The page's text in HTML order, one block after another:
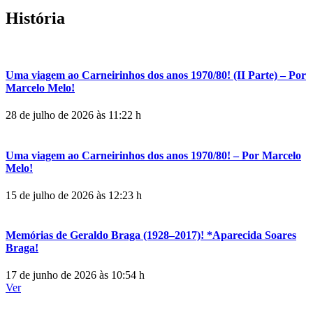
História
Uma viagem ao Carneirinhos dos anos 1970/80! (II Parte) – Por
Marcelo Melo!
28 de julho de 2026 às 11:22 h
Uma viagem ao Carneirinhos dos anos 1970/80! – Por Marcelo
Melo!
15 de julho de 2026 às 12:23 h
Memórias de Geraldo Braga (1928–2017)! *Aparecida Soares
Braga!
17 de junho de 2026 às 10:54 h
Ver